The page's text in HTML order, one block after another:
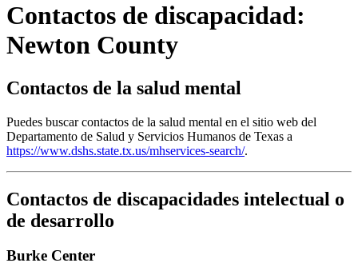
Contactos de discapacidad:
Newton County
Contactos de la salud mental
Puedes buscar contactos de la salud mental en el sitio web del
Departamento de Salud y Servicios Humanos de Texas a
https://www.dshs.state.tx.us/mhservices-search/.
Contactos de discapacidades intelectual o
de desarrollo
Burke Center